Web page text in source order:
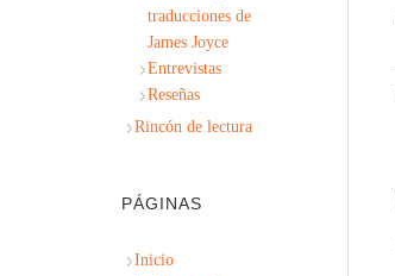
traducciones de
James Joyce
Entrevistas
Reseñas
Rincón de lectura
PÁGINAS
Inicio